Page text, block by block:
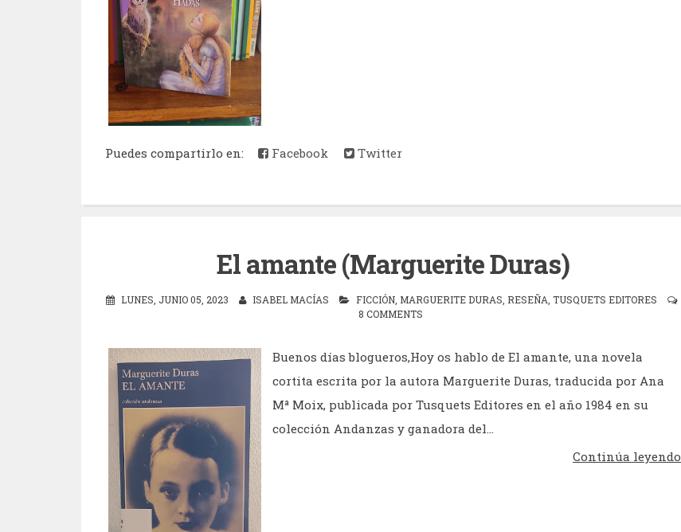
Puedes compartirlo en: Facebook Twitter
El amante (Marguerite Duras)
LUNES, JUNIO 05, 2023 ISABEL MACÍAS FICCIÓN, MARGUERITE DURAS RESEÑA TUSQUETS EDITORES
8 COMMENTS
Buenos días blogueros,Hoy os hablo de El amante, una novela
cortita escrita por la autora Marguerite Duras, traducida por Ana
Mª Moix, publicada por Tusquets Editores en el año 1984 en su
colección Andanzas y ganadora del...
Continúa leyendo